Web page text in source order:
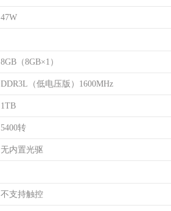
47W
8GB（8GB×1）
DDR3L（低电压版）1600MHz
1TB
5400转
无内置光驱
不支持触控